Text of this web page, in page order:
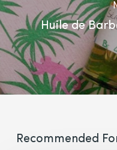
Huile de
Recommended